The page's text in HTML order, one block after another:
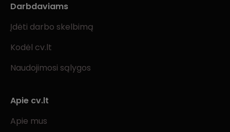
Darbdaviams
Įdėti darbo skelbimą
Kodėl cv.lt
Naudojimosi sąlygos
Apie cv.lt
Apie mus